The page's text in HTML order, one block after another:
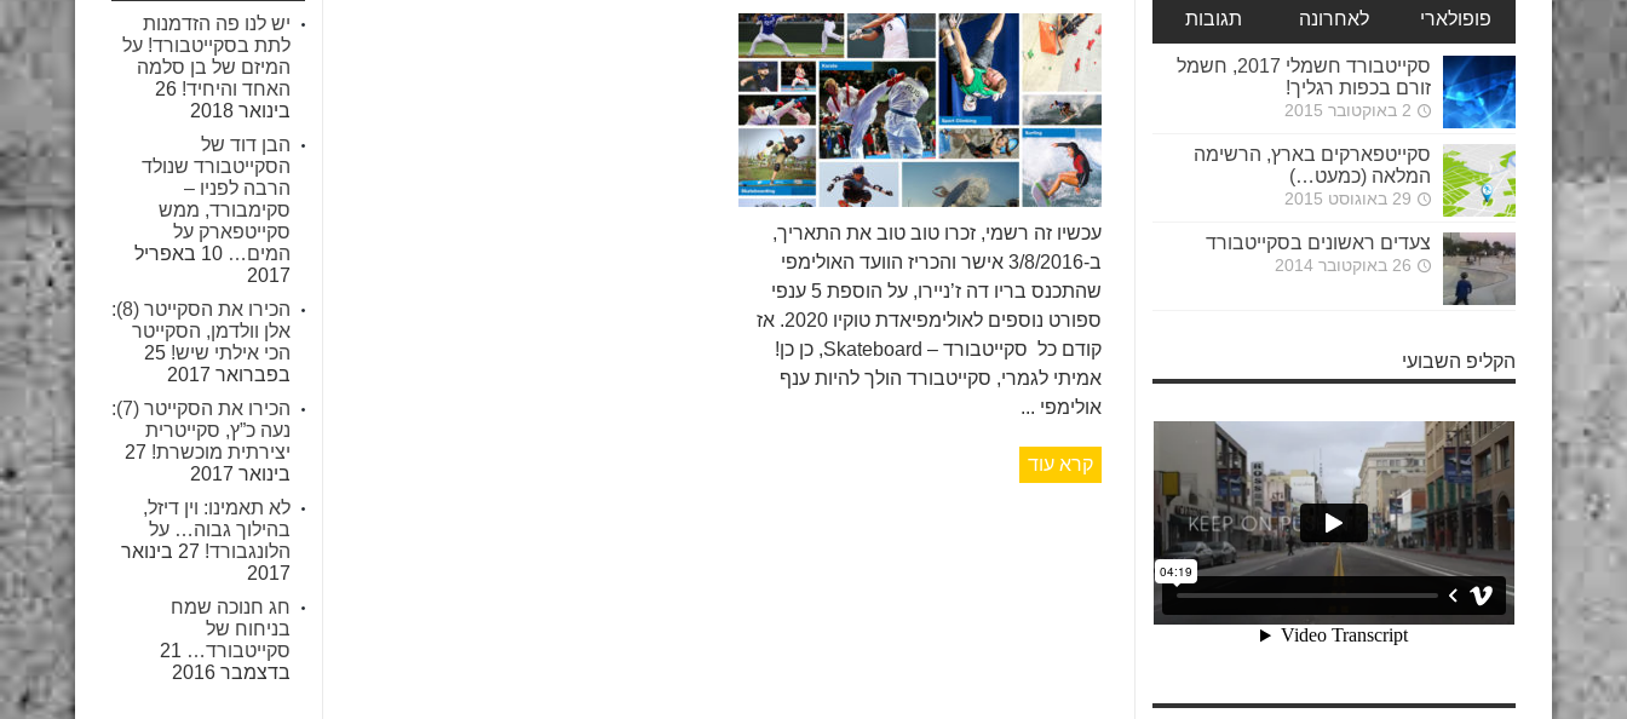
עכשיו זה רשמי, זכרו טוב טוב את התאריך,
ב-3/8/2016 אישר והכריז הוועד האולימפי
שהתכנס בריו דה ז’ניירו, על הוספת 5 ענפי
ספורט נוספים לאולימפיאדת טוקיו 2020. אז
קודם כל סקייטבורד – Skateboard, כן כן!
אמיתי לגמרי, סקייטבורד הולך להיות ענף
אולימפי ...
קרא עוד
יש לנו פה הזדמנות
לתת בסקייטבורד! על
המיזם של בן סלמה
האחד והיחיד! 26
בינואר 2018
הבן דוד של
הסקייטבורד שנולד
הרבה לפניו –
סקימבורד, ממש
סקייטפארק על
המים…
10 באפריל
2017
הכירו את הסקייטר (8):
אלן וולדמן, הסקייטר
הכי אילתי שיש! 25
בפברואר 2017
הכירו את הסקייטר (7):
נעה כ”ץ, סקייטרית
יצירתית מוכשרת! 27
בינואר 2017
לא תאמינו: וין דיזל,
בהילוך גבוה… על
הלונגבורד!
27 בינואר
2017
חג חנוכה שמח
בניחוח של
סקייטבורד… 21
בדצמבר 2016
פופולארי לאחרונה תגובות
סקייטבורד חשמלי 2017, חשמל
זורם בכפות רגליך!
2 באוקטובר 2015
סקייטפארקים בארץ, הרשימה
המלאה (כמעט…)
29 באוגוסט 2015
צעדים ראשונים בסקייטבורד
26 באוקטובר 2014
הקליפ השבועי